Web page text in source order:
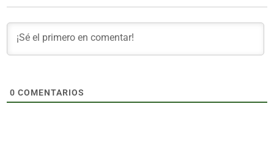
0 COMENTARIOS